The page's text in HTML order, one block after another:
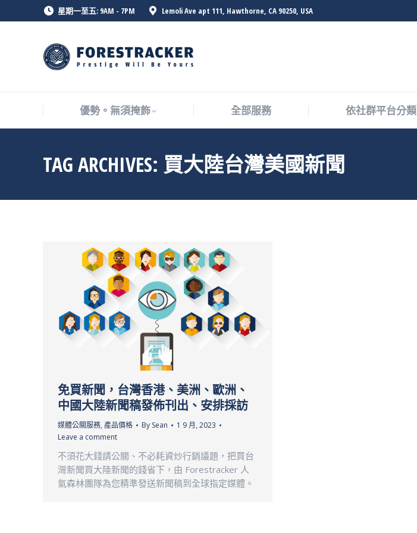
星期一至五: 9AM - 7PM Lemoli Ave apt 111, Hawthorne, CA 90250, USA
優勢。無須掩飾 全部服務 依社群平台分類
TAG ARCHIVES: 買大陸台灣美國新聞
免買新聞，台灣香港、美洲、歐洲、
中國大陸新聞稿發佈刊出、安排採訪
媒體公關服務, 產品價格 By Sean
1 9 月, 2023
Leave a comment
不須花大錢請公關、不必耗資炒行銷議題，把買台
灣新聞買大陸新聞的錢省下，由 Forestracker 人
氣森林團隊為您精準發送新聞稿到全球指定媒體。
優勢。無須掩飾 全部服務 依社群平台分類